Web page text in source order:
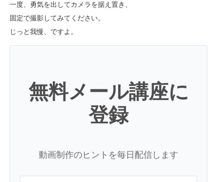
一度、勇気を出してカメラを据え置き、
固定で撮影してみてください。
じっと我慢、ですよ。
無料メール講座に
登録
動画制作のヒントを毎日配信します